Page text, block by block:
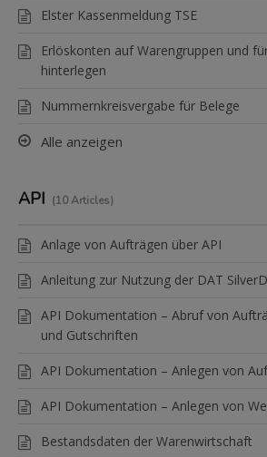
Elster Kassenmeldung TSE
Erlöskonten auf Warengruppen und
hinterlegen
Nummernkreisvergabe für Belege
Alle anzeigen
API 10 Articles
Anlage von Aufträgen über API
Anleitung zur Nutzung der DAT
API Dokumentation – Abruf von
und Gutschriften
API Dokumentation – Anlegen von
API Dokumentation – Anlegen von
Bestandsdaten der Warenwirtschaft